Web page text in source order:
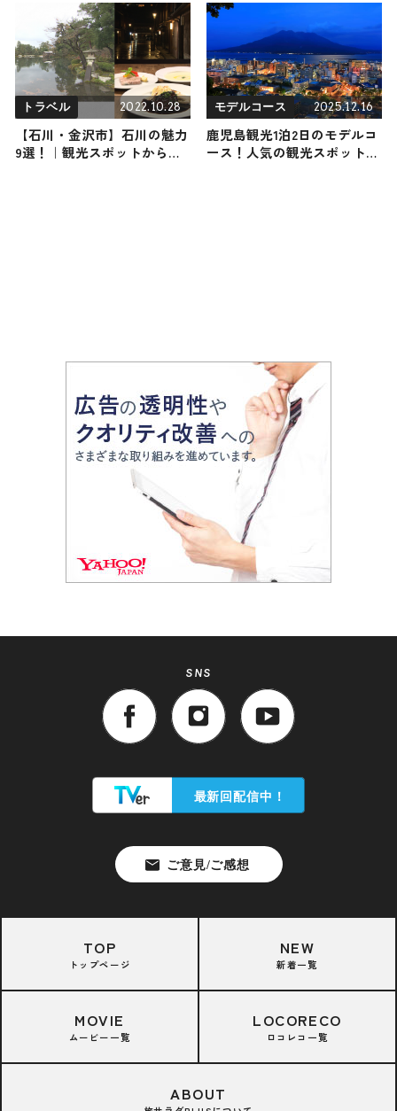
ン！ 静寂と青に包まれた
「氷の教会」は圧巻の美しさ
トラベル 2022.10.28
【石川・金沢市】石川の魅力
9選！｜観光スポットからグ
モデルコース 2025.12.16
鹿児島観光1泊2日のモデルコ
ース！人気の観光スポット・
SNS
TOP
トップページ
NEW
新着一覧
MOVIE
ムービー一覧
LOCORECO
ロコレコ一覧
ABOUT